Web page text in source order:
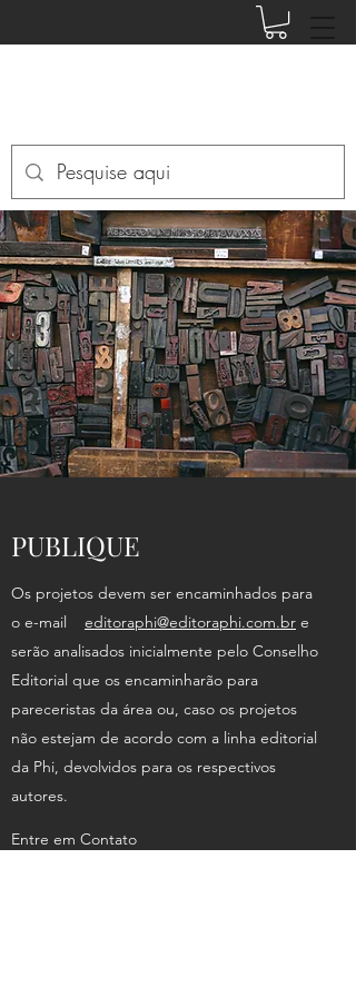
PUBLIQUE
Os projetos devem ser encaminhados para
o e-mail editoraphi@editoraphi.com.br e
serão analisados inicialmente pelo Conselho
Editorial que os encaminharão para
pareceristas da área ou, caso os projetos
não estejam de acordo com a linha editorial
da Phi, devolvidos para os respectivos
autores.
Entre em Contato